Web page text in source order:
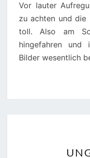
Vor lauter
zu achten und die
toll. Also am
hingefahren und
Bilder wesentlich